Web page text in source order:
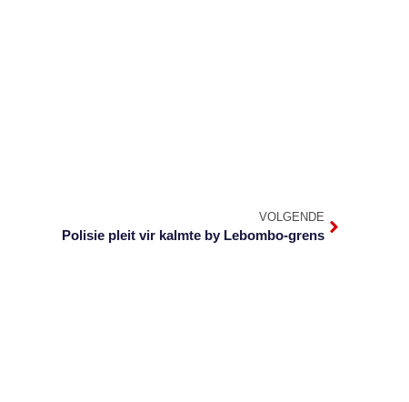
VOLGENDE
Polisie pleit vir kalmte by Lebombo-grens